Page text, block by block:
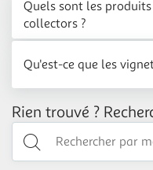
Quels sont les
collectors ?
Qu'est-ce que les
Rien trouvé ?